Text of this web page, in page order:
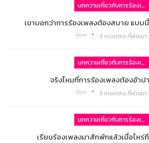
บทความเกี่ยวกับการร้องเพลง
เขาบอกว่าการร้องเพลงต้องสบาย แบบ
ผู้ดูแล 3 months ที่ผ่านมา
บทความเกี่ยวกับการร้องเพลง
จริงไหมที่การร้องเพลงต้องอ้าป
ผู้ดูแล 3 months ที่ผ่านมา
บทความเกี่ยวกับการร้องเพลง
เรียนร้องเพลงมาสักพักแล้วเมื่อไหร่ถึ